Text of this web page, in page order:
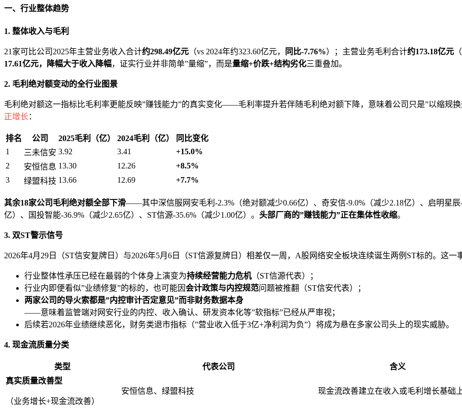
一、行业整体趋势
1. 整体收入与毛利
21家可比公司2025年主营业务收入合计约298.49亿元 （vs 2024年约323.60亿元， 同比-7.76%）；主营业务毛利合计约173.18亿元
17.61亿元，降幅大于收入降幅，证实行业并非简单”量缩”，而是量缩+价跌+结构劣化三重叠加。
2. 毛利绝对额变动的全行业图景
毛利绝对额这一指标比毛利率更能反映”赚钱能力”的真实变化——毛利率提升若伴随毛利绝对额下降，意味着公司只是”以缩规换
正增长 ：
排名 公司 2025毛利（亿） 2024毛利（亿）
同比变化
1
三未信安 3.92 3.41
+15.0%
2
安恒信息 13.30 12.26
+8.5%
3
绿盟科技 13.66 12.69 +7.7%
其余18家公司毛利绝对额全部下滑——其中深信服网安毛利-2.3%（绝对额减少0.66亿）、奇安信-9.0%（减少2.18亿）、启明星辰
亿）、国投智能-36.9%（减少2.65亿）、ST信源-35.6%（减少1.00亿）。 头部厂商的”赚钱能力”正在集体性收缩。
3. 双ST警示信号
2026年4月29日（ST信安复牌日）与2026年5月6日（ST信源复牌日）相差仅一周，A股网络安全板块连续诞生两例ST标的。这一
行业整体性承压已经在最弱的个体身上演变为持续经营能力危机（ST信源代表）；
行业内即便看似”业绩修复”的标的，也可能因会计政策与内控规范问题被推翻（ST信安代表）；
两家公司的导火索都是”内控审计否定意见”而非财务数据本身
——意味着监管端对网安行业的内控、收入确认、研发资本化等”软指标”已经从严审视；
后续若2026年业绩继续恶化，财务类退市指标（”营业收入低于3亿+净利润为负”）将成为悬在多家公司头上的现实威胁。
4. 现金流质量分类
类型 代表公司
含义
真实质量改善型
（业务增长+现金流改善）
安恒信息、绿盟科技 现金流改善建立在收入或毛利增长基础